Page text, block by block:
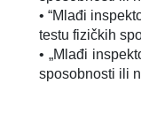
• “Mlađi
testu fizičkih
• „Mlađi
sposobnosti ili